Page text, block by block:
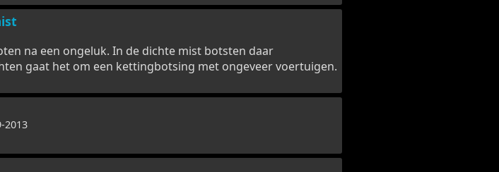
na een ongeluk. In de dichte mist botsten daar
gaat het om een kettingbotsing met ongeveer voertuigen.
2013